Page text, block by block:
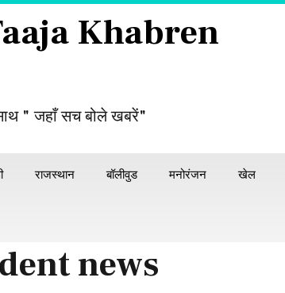
Khabren
" जहाँ सच बोले खबरें"
राजस्थान बॉलीवुड मनोरंजन खेल
news